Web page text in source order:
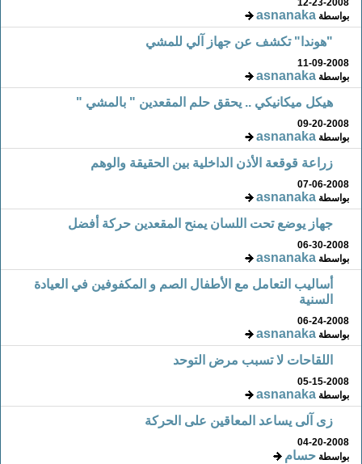
12-23-2008
بواسطةasnanaka
"هوندا" تكشف عن جهاز آلي للمشي
11-09-2008
بواسطةasnanaka
هيكل ميكانيكي .. يحقق حلم المقعدين " بالمشي "
09-20-2008
بواسطةasnanaka
زراعة قوقعة الأذن الداخلية بين الحقيقة والوهم
07-06-2008
بواسطةasnanaka
جهاز يوضع تحت اللسان يمنح المقعدين حركة أفضل
06-30-2008
بواسطةasnanaka
أساليب التعامل مع الأطفال الصم و المكفوفين في العيادة
السنية
06-24-2008
بواسطةasnanaka
اللقاحات لا تسبب مرض التوحد
05-15-2008
بواسطةasnanaka
زى آلى يساعد المعاقين على الحركة
04-20-2008
بواسطةحسام